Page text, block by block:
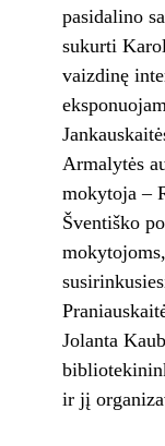
pasidalino
sukurti
vaizdinę
Armalytės
mokytoja –
Šventiško
Jolanta
ir jį